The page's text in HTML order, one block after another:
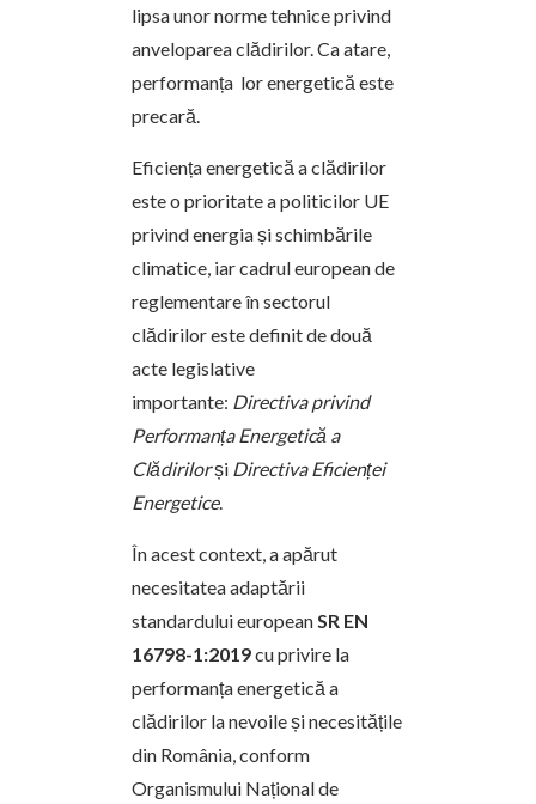
lipsa unor norme tehnice privind
anveloparea clădirilor. Ca atare,
performanța lor energetică este
precară.
Eficiența energetică a clădirilor
este o prioritate a politicilor UE
privind energia și schimbările
climatice, iar cadrul european de
reglementare în sectorul
clădirilor este definit de două
acte legislative
importante: Directiva privind
Performanța Energetică a
Clădirilorși Directiva Eficienței
Energetice.
În acest context, a apărut
necesitatea adaptării
standardului europeanSR EN
16798-1:2019cu privire la
performanța energetică a
clădirilor la nevoile și necesitățile
din România, conform
Organismului Național de